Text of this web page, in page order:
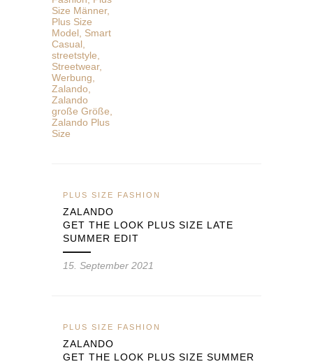
PLUS SIZE FASHION
ZALANDO
GET THE LOOK PLUS SIZE LATE
SUMMER EDIT
15. September 2021
PLUS SIZE FASHION
ZALANDO
GET THE LOOK PLUS SIZE SUMMER